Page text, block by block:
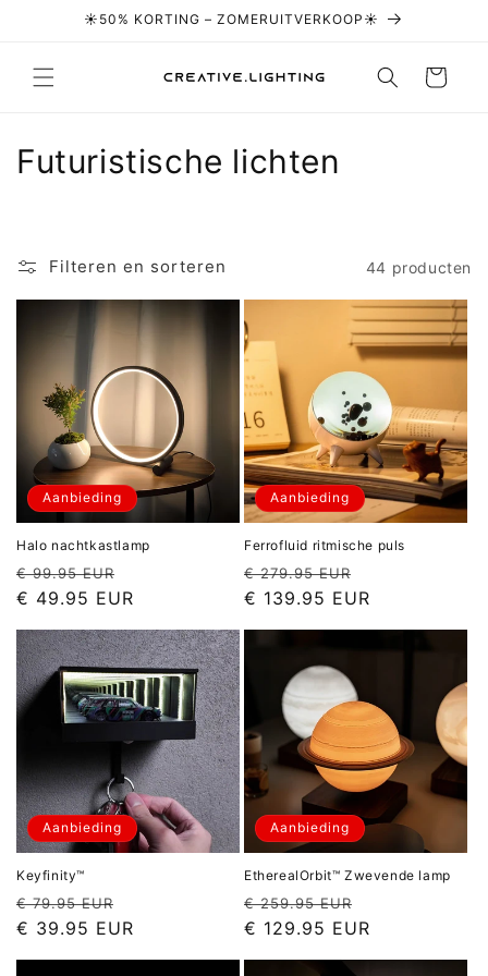
Meteen naar☀️50% KORTING – ZOMERUITVERKOOP☀️
Winkelwagen
C
e
c
i
e
:
Futuristische lichten
Filteren en sorteren 44 producten
Aanbieding
Halo nachtkastlamp
Normale
prijs
€ 99.95 EUR
Aanbiedingsprijs
€ 49.95 EUR
Aanbieding
Ferrofluid ritmische puls
Normale
prijs
€ 279.95 EUR
€ 139.95 EUR
Aanbieding
Keyfinity™
Normale
prijs
€ 79.95 EUR
Aanbiedingsprijs
€ 39.95 EUR
Aanbieding
EtherealOrbit™ Zwevende lamp
Normale
prijs
€ 259.95 EUR
€ 129.95 EUR